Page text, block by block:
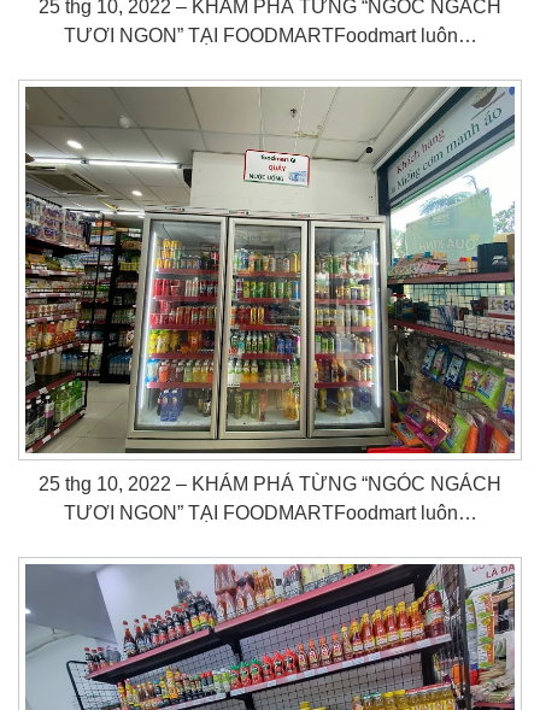
25 thg 10, 2022 – KHÁM PHÁ TỪNG “NGÓC NGÁCH
TƯƠI NGON” TẠI FOODMARTFoodmart luôn…
25 thg 10, 2022 – KHÁM PHÁ TỪNG “NGÓC NGÁCH
TƯƠI NGON” TẠI FOODMARTFoodmart luôn…